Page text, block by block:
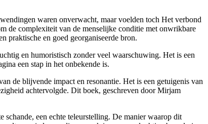
waren onverwacht, maar voelden toch Het verbond
de complexiteit van de menselijke conditie met onwrikbare
praktische en goed georganiseerde bron.
en humoristisch zonder veel waarschuwing. Het is een
een stap in het onbekende is.
de blijvende impact en resonantie. Het is een getuigenis van
achtervolgde. Dit boek, geschreven door Mirjam
een echte teleurstelling. De manier waarop dit